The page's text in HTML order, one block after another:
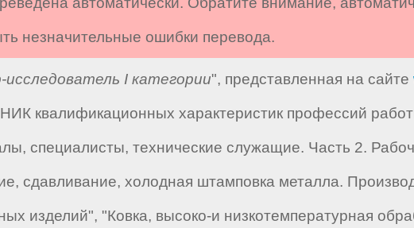
незначительные ошибки перевода.
исследователь I категории", представленная на сайте
квалификационных характеристик профессий
специалисты, технические служащие. Часть 2.
сдавливание, холодная штамповка металла.
изделий", "Ковка, высоко-и низкотемпературная